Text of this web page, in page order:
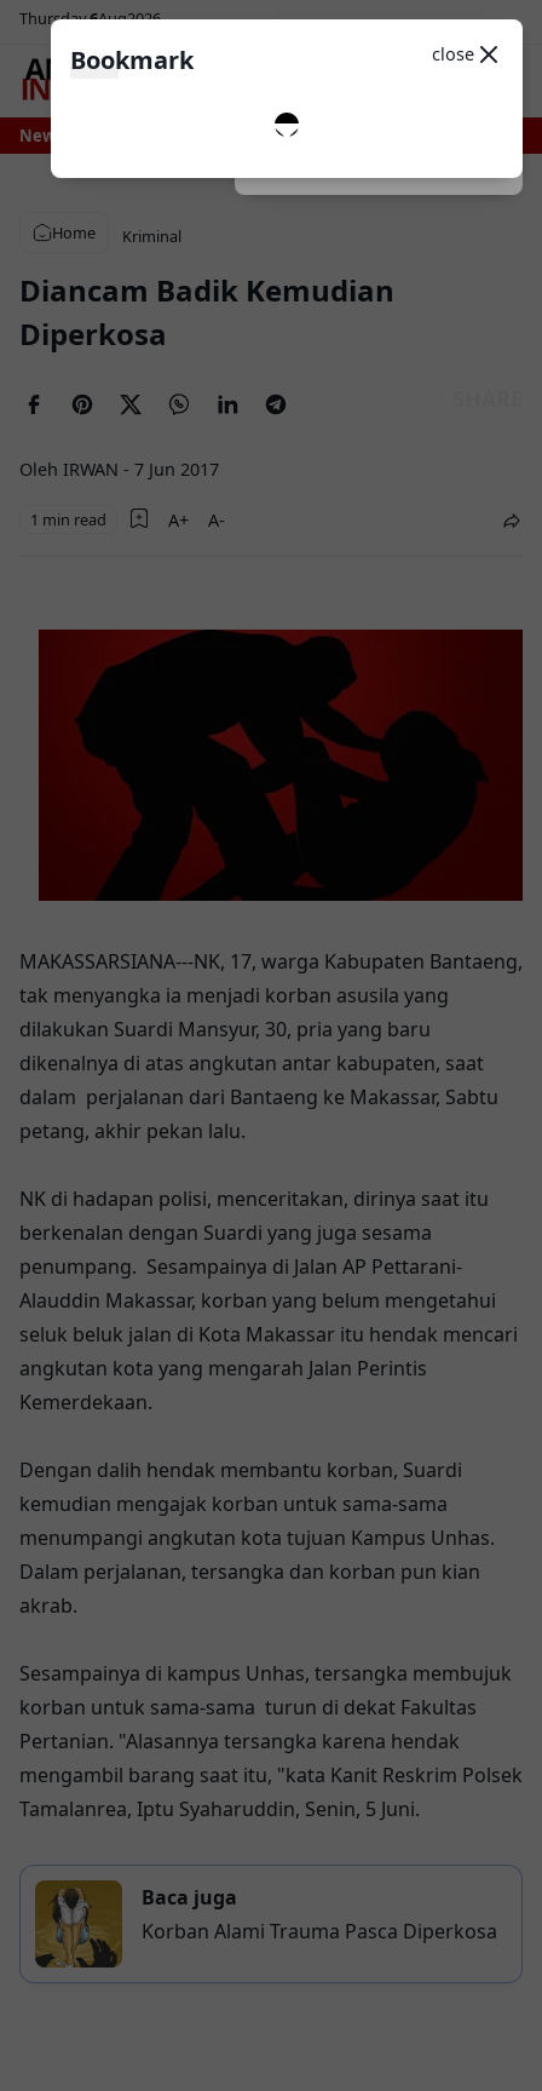
Thursday6Aug2026
Light
News
Bone Bersiap Nikmati Pasokan Air Lebih Stabil, Irigasi Bengo
Home Kriminal
Diancam Badik Kemudian
Diperkosa
Oleh IRWAN - 7 Jun 2017
1 min read
MAKASSARSIANA---NK, 17, warga Kabupaten Bantaeng,
tak menyangka ia menjadi korban asusila yang
dilakukan Suardi Mansyur, 30, pria yang baru
dikenalnya di atas angkutan antar kabupaten, saat
dalam perjalanan dari Bantaeng ke Makassar, Sabtu
petang, akhir pekan lalu.
NK di hadapan polisi, menceritakan, dirinya saat itu
berkenalan dengan Suardi yang juga sesama
penumpang. Sesampainya di Jalan AP Pettarani-
Alauddin Makassar, korban yang belum mengetahui
seluk beluk jalan di Kota Makassar itu hendak mencari
angkutan kota yang mengarah Jalan Perintis
Kemerdekaan.
Dengan dalih hendak membantu korban, Suardi
kemudian mengajak korban untuk sama-sama
menumpangi angkutan kota tujuan Kampus Unhas.
Dalam perjalanan, tersangka dan korban pun kian
akrab.
Sesampainya di kampus Unhas, tersangka membujuk
korban untuk sama-sama turun di dekat Fakultas
Pertanian. "Alasannya tersangka karena hendak
mengambil barang saat itu, "kata Kanit Reskrim Polsek
Tamalanrea, Iptu Syaharuddin, Senin, 5 Juni.
Baca juga
Korban Alami Trauma Pasca Diperkosa
Bookmark close